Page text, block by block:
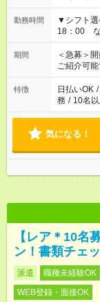
勤務時間
▼シフト選
期間
＜急募＞
ご紹介可能
特徴 日払いOK /
務 / 10名
気になる！
【レア＊10名
ン！書類チェ
派遣 職種未経験OK
WEB登録・面接OK